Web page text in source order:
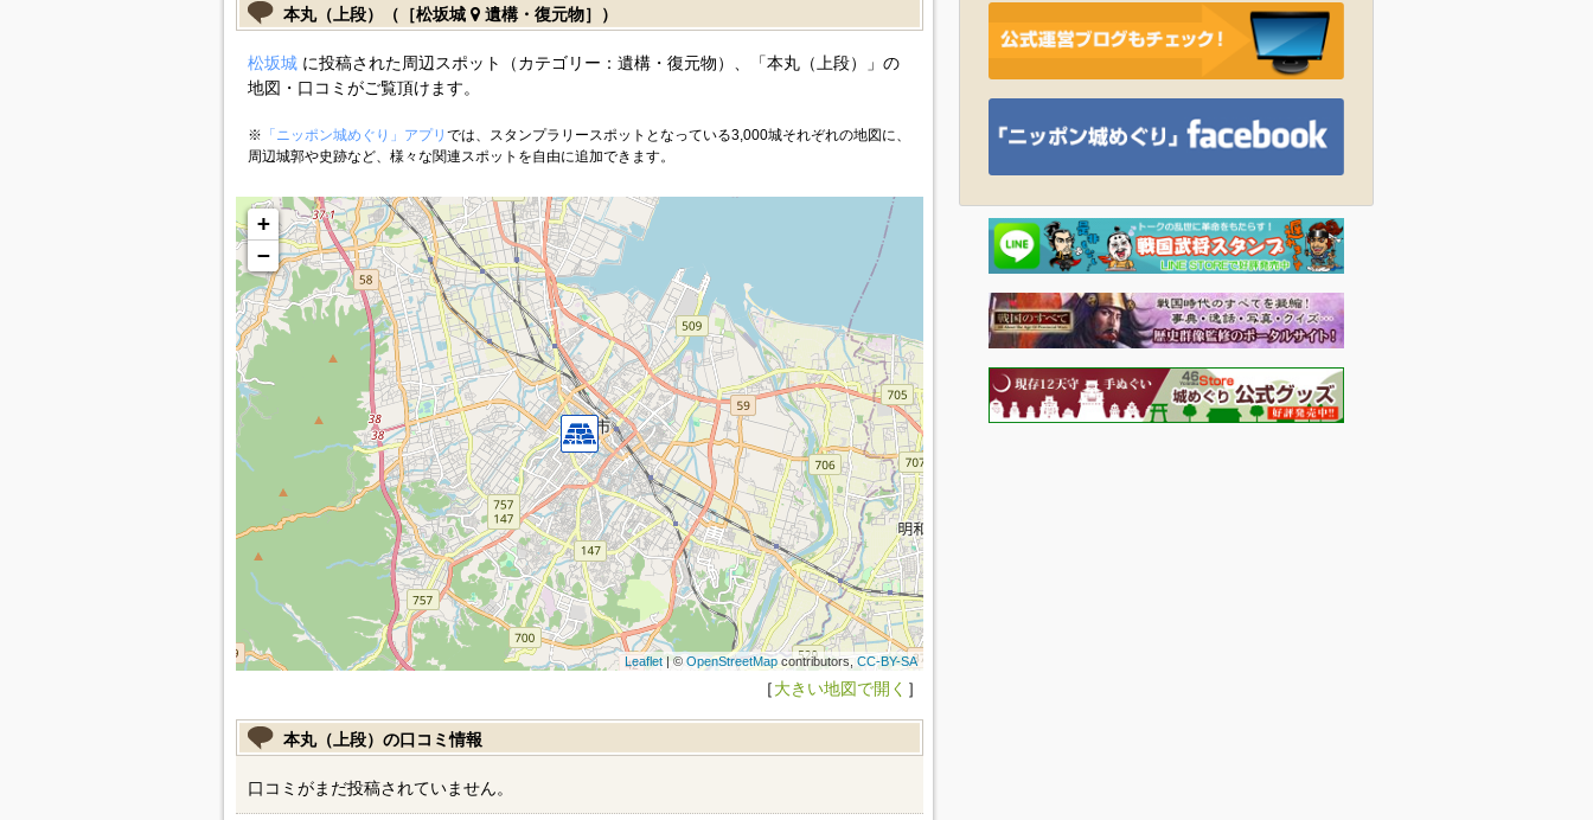
本丸（上段）（［松坂城 遺構・復元物］）
松坂城に投稿された周辺スポット（カテゴリー：遺構・復元物）、「本丸（上段）」の
地図・口コミがご覧頂けます。
※ 「ニッポン城めぐり」アプリ では、スタンプラリースポットとなっている3,000城それぞれの地図に、
周辺城郭や史跡など、様々な関連スポットを自由に追加できます。
+
−
Leaflet| © OpenStreetMapcontributors, CC-BY-SA
［大きい地図で開く ］
本丸（上段）の口コミ情報
口コミがまだ投稿されていません。